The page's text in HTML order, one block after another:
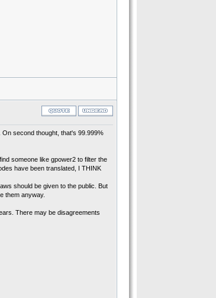
second thought, that's 99.999%
someone like gpower2 to filter the
have been translated, I THINK
should be given to the public. But
them anyway.
There may be disagreements